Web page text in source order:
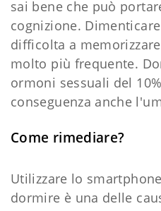
sai bene che può
cognizione.
difficolta a
molto più frequente.
ormoni sessuali del
conseguenza anche
Come rimediare?
Utilizzare lo
dormire è una delle